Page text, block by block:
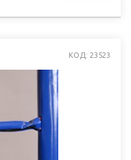
КОД: 23523